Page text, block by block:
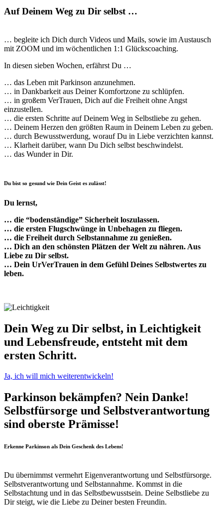
Auf Deinem Weg zu Dir selbst …
… begleite ich Dich durch Videos und Mails, sowie im Austausch
mit ZOOM und im wöchentlichen 1:1 Glückscoaching.
In diesen sieben Wochen, erfährst Du …
… das Leben mit Parkinson anzunehmen.
… in Dankbarkeit aus Deiner Komfortzone zu schlüpfen.
… in großem VerTrauen, Dich auf die Freiheit ohne Angst
einzustellen.
… die ersten Schritte auf Deinem Weg in Selbstliebe zu gehen.
… Deinem Herzen den größten Raum in Deinem Leben zu geben.
… durch Bewusstwerdung, worauf Du in Liebe verzichten kannst.
… Klarheit darüber, wann Du Dich selbst beschwindelst.
… das Wunder in Dir.
Du bist so gesund wie Dein Geist es zulässt!
Du lernst,
… die “bodenständige” Sicherheit loszulassen.
… die ersten Flugschwünge in Unbehagen zu fliegen.
… die Freiheit durch Selbstannahme zu genießen.
… Dich an den schönsten Plätzen der Welt zu nähren. Aus
Liebe zu Dir selbst.
… Dein UrVerTrauen in dem Gefühl Deines Selbstwertes zu
leben.
Dein Weg zu Dir selbst, in Leichtigkeit
und Lebensfreude, entsteht mit dem
ersten Schritt.
Ja, ich will mich weiterentwickeln!
Parkinson bekämpfen? Nein Danke!
Selbstfürsorge und Selbstverantwortung
sind oberste Prämisse!
Erkenne Parkinson als Dein Geschenk des Lebens!
Du übernimmst vermehrt Eigenverantwortung und Selbstfürsorge.
Selbstverantwortung und Selbstannahme. Kommst in die
Selbstachtung und in das Selbstbewusstsein. Deine Selbstliebe zu
Dir steigt, wie die Liebe zu Deiner besten Freundin.